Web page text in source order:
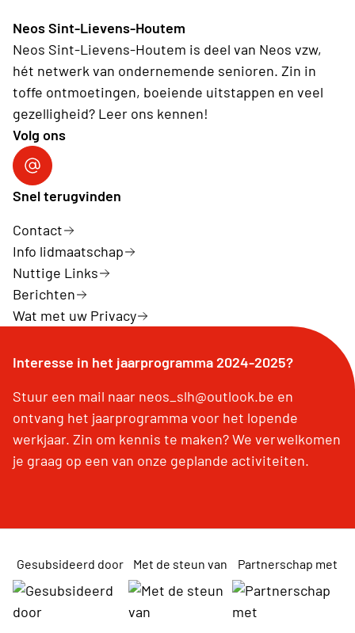
Neos Sint-Lievens-Houtem
Neos Sint-Lievens-Houtem is deel van Neos vzw,
hét netwerk van ondernemende senioren. Zin in
toffe ontmoetingen, boeiende uitstappen en veel
gezelligheid? Leer ons kennen!
Volg ons
Volg ons op Facebook
Snel terugvinden
Contact
Info lidmaatschap
Nuttige Links
Berichten
Wat met uw Privacy
Interesse in het jaarprogramma 2024-2025?
Stuur een mail naar neos_slh@outlook.be en
ontvang het jaarprogramma voor het lopende
werkjaar. Zin om kennis te maken? We verwelkomen
je graag op een van onze geplande activiteiten.
Gesubsideerd door Met de steun van Partnerschap met